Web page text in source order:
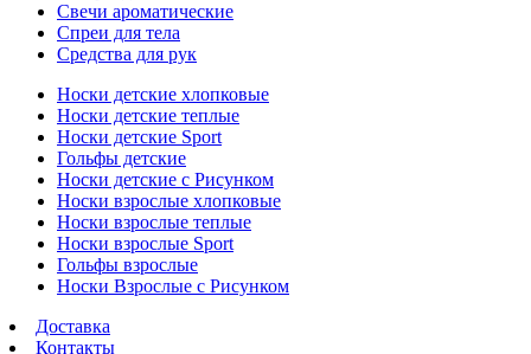
Свечи ароматические
Спреи для тела
Средства для рук
Носки детские хлопковые
Носки детские теплые
Носки детские Sport
Гольфы детские
Носки детские с Рисунком
Носки взрослые хлопковые
Носки взрослые теплые
Носки взрослые Sport
Гольфы взрослые
Носки Взрослые с Рисунком
Доставка
Контакты